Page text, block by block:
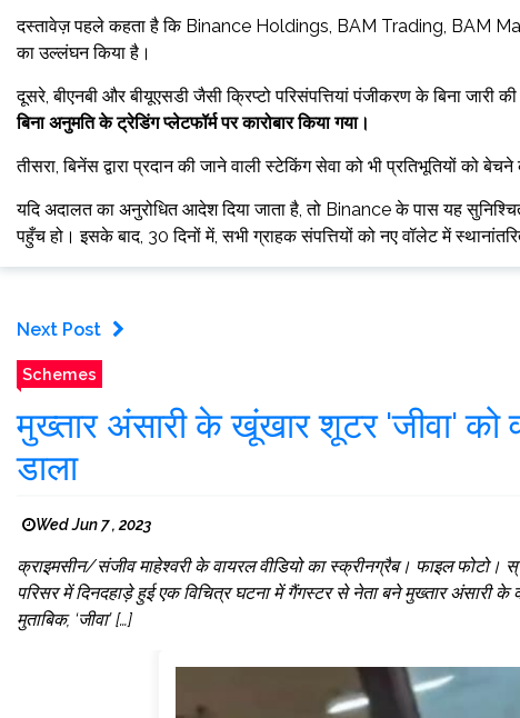
दस्तावेज़ पहले कहता है कि Binance Holdings, BAM Trading, BAM
का उल्लंघन किया है।
दूसरे, बीएनबी और बीयूएसडी जैसी क्रिप्टो परिसंपत्तियां पंजीकरण के बिना जारी
बिना अनुमति के ट्रेडिंग प्लेटफॉर्म पर कारोबार किया गया।
तीसरा, बिनेंस द्वारा प्रदान की जाने वाली स्टेकिंग सेवा को भी प्रतिभूतियों को बेचने
यदि अदालत का अनुरोधित आदेश दिया जाता है, तो Binance के पास यह
पहुँच हो। इसके बाद, 30 दिनों में, सभी ग्राहक संपत्तियों को नए वॉलेट में
Next Post
Schemes
मुख्तार अंसारी के खूंखार शूटर 'जीवा'
डाला
Wed Jun 7 , 2023
क्राइमसीन/संजीव माहेश्वरी के वायरल वीडियो का स्क्रीनग्रैब। फाइल
परिसर में दिनदहाड़े हुई एक विचित्र घटना में गैंगस्टर से नेता बने मुख्तार अंसारी के
मुताबिक, ‘जीवा’ […]